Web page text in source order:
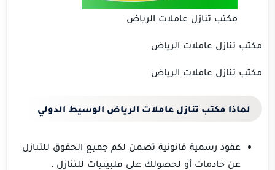
مكتب تنازل عاملات الرياض
مكتب تنازل عاملات الرياض
مكتب تنازل عاملات الرياض
لماذا مكتب تنازل عاملات الرياض الوسيط الدولي
عقود رسمية قانونية تضمن لكم جميع الحقوق للتنازل
عن خادمات أو لحصولك على فلبينيات للتنازل .